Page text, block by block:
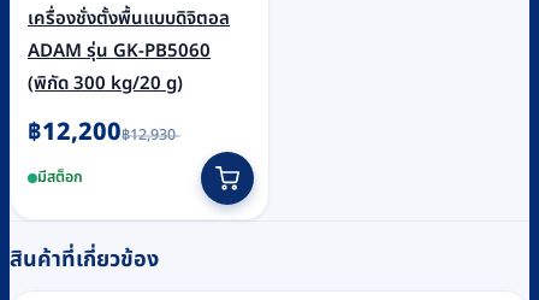
เครื่องชั่งตั้งพื้นแบบดิจิตอล
ADAM รุ่น GK-PB5060
(พิกัด 300 kg/20 g)
฿12,930
Original
price
was:
฿12,930.
฿12,200
Current
price
is:
฿12,200.
มีสต็อก
สินค้าที่เกี่ยวข้อง